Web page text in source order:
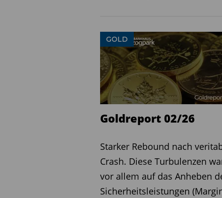
Strohfeuer, sondern
Ertragsbasis.
Ein erheblicher Teil
Schuldenabbau
reduzierte Newmont
Dollar. Die verbleibende
sich gem.
Allein die sinkenden
Cashflow spürbar – selbst
dem aktuellen Niveau
GOLD
Goldreport 02/26
Starker Rebound nach
Crash. Diese Turbulenzen
vor allem auf das Anheben
Sicherheitsleistungen